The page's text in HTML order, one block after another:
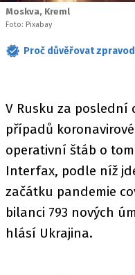
Moskva, Kreml
Foto: Pixabay
Proč důvěřovat
V Rusku za poslední
případů
operativní štáb o
Interfax, podle níž
začátku pandemie
bilanci 793 nových
hlásí Ukrajina.